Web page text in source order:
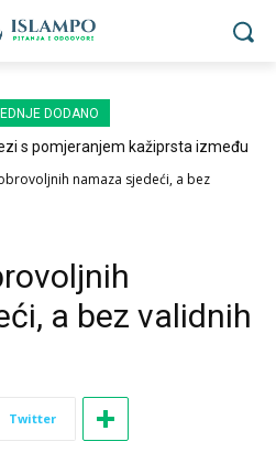
DODANO
s pomjeranjem kažiprsta između
namaza sjedeći, a bez
a bez validnih
Twitter